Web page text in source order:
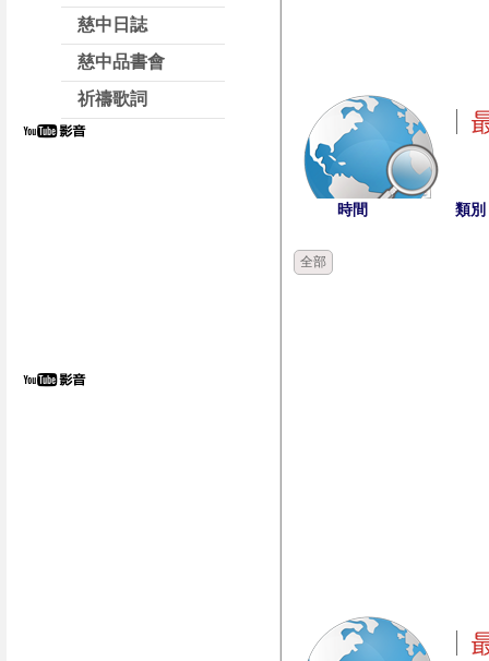
慈中日誌
慈中品書會
祈禱歌詞
時間 類別
全部